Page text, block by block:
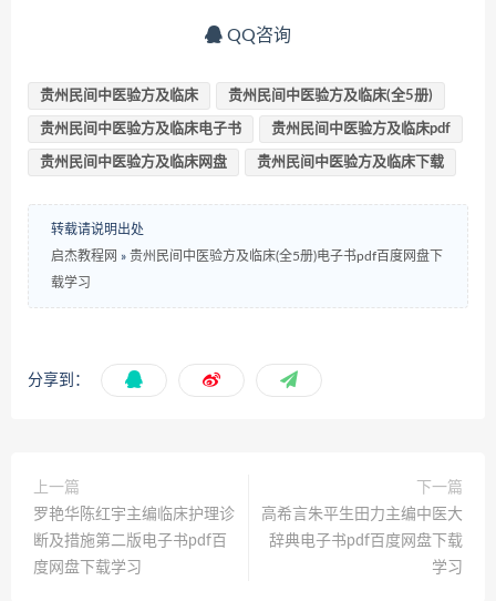
QQ咨询
贵州民间中医验方及临床 贵州民间中医验方及临床(全5册)
贵州民间中医验方及临床电子书 贵州民间中医验方及临床pdf
贵州民间中医验方及临床网盘 贵州民间中医验方及临床下载
转载请说明出处
启杰教程网 » 贵州民间中医验方及临床(全5册)电子书pdf百度网盘下
载学习
分享到：
上一篇
罗艳华陈红宇主编临床护理诊
断及措施第二版电子书pdf百
度网盘下载学习
下一篇
高希言朱平生田力主编中医大
辞典电子书pdf百度网盘下载
学习